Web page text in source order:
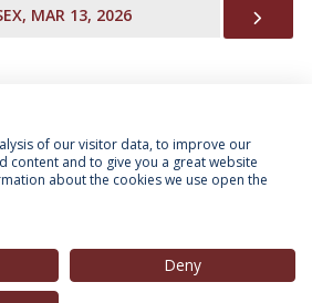
MAR 13, 2026
of our visitor data, to improve our
content and to give you a great website
about the cookies we use open the
Deny